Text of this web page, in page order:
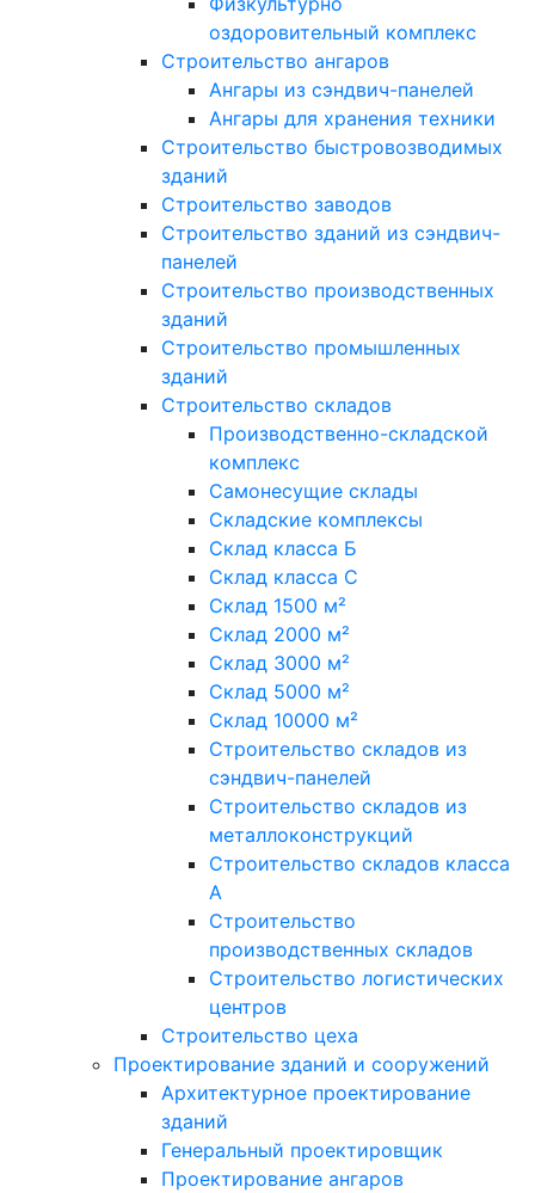
оздоровительный комплекс
Строительство ангаров
Ангары из сэндвич-панелей
Ангары для хранения техники
Строительство быстровозводимых
зданий
Строительство заводов
Строительство зданий из сэндвич-
панелей
Строительство производственных
зданий
Строительство промышленных
зданий
Строительство складов
Производственно-складской
комплекс
Самонесущие склады
Складские комплексы
Склад класса Б
Склад класса С
Склад 1500 м²
Склад 2000 м²
Склад 3000 м²
Склад 5000 м²
Склад 10000 м²
Строительство складов из
сэндвич-панелей
Строительство складов из
металлоконструкций
Строительство складов класса
А
Строительство
производственных складов
Строительство логистических
центров
Строительство цеха
Проектирование зданий и сооружений
Архитектурное проектирование
зданий
Генеральный проектировщик
Проектирование ангаров